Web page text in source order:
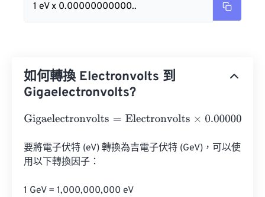
1 eV x 0.00000000000..
如何轉換 Electronvolts 到
Gigaelectronvolts?
Gigaelectronvolts=Electronvolts×
要將電子伏特 (eV) 轉換為吉電子伏特 (GeV)，可以使
用以下轉換因子：
1 GeV = 1,000,000,000 eV